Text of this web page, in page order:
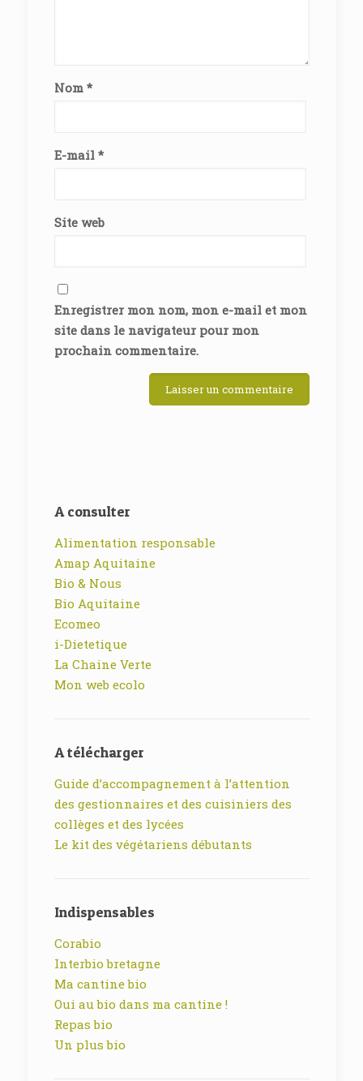
Nom *
E-mail *
Site web
Enregistrer mon nom, mon e-mail et mon
site dans le navigateur pour mon
prochain commentaire.
A consulter
Alimentation responsable
Amap Aquitaine
Bio & Nous
Bio Aquitaine
Ecomeo
i-Dietetique
La Chaine Verte
Mon web ecolo
A télécharger
Guide d’accompagnement à l’attention
des gestionnaires et des cuisiniers des
collèges et des lycées
Le kit des végétariens débutants
Indispensables
Corabio
Interbio bretagne
Ma cantine bio
Oui au bio dans ma cantine !
Repas bio
Un plus bio